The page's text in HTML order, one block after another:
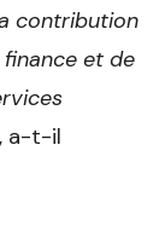
contribution
et de
, a-t-il